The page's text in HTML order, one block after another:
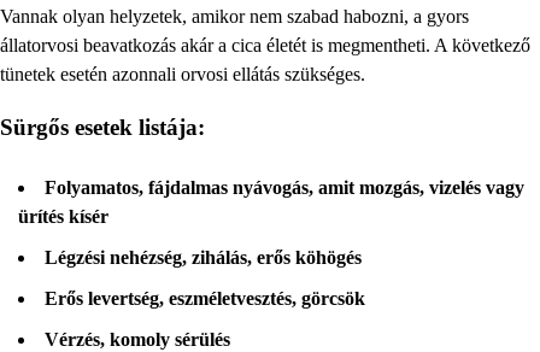
Vannak olyan helyzetek, amikor nem szabad habozni, a gyors
állatorvosi beavatkozás akár a cica életét is megmentheti. A következő
tünetek esetén azonnali orvosi ellátás szükséges.
Sürgős esetek listája:
Folyamatos, fájdalmas nyávogás, amit mozgás, vizelés vagy
ürítés kísér
Légzési nehézség, zihálás, erős köhögés
Erős levertség, eszméletvesztés, görcsök
Vérzés, komoly sérülés